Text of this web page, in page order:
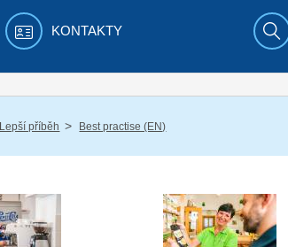
KONTAKTY
Lepší příběh / Best practise (EN)